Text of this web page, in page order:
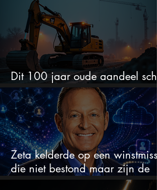
Dit 100 jaar oude aandeel
omhoog door de AI-boom
Zeta kelderde op een
die niet bestond maar zijn de
aandelen koopwaardig?